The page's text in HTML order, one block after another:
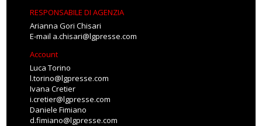
RESPONSABILE DI AGENZIA
Arianna Gori Chisari
E-mail a.chisari@lgpresse.com
Account
Luca Torino
l.torino@lgpresse.com
Ivana Cretier
i.cretier@lgpresse.com
Daniele Fimiano
d.fimiano@lgpresse.com